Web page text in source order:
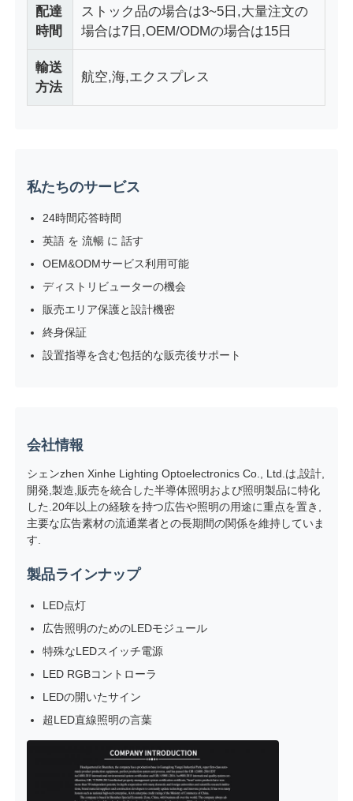
配達
時間
ストック品の場合は3~5日,大量注文の
場合は7日,OEM/ODMの場合は15日
輸送
方法
航空,海,エクスプレス
私たちのサービス
24時間応答時間
英語 を 流暢 に 話す
OEM&ODMサービス利用可能
ディストリビューターの機会
販売エリア保護と設計機密
終身保証
設置指導を含む包括的な販売後サポート
会社情報
シェンzhen Xinhe Lighting Optoelectronics Co., Ltd.は,設計,
開発,製造,販売を統合した半導体照明および照明製品に特化
した.20年以上の経験を持つ広告や照明の用途に重点を置き,
主要な広告素材の流通業者との長期間の関係を維持していま
す.
製品ラインナップ
LED点灯
広告照明のためのLEDモジュール
特殊なLEDスイッチ電源
LED RGBコントローラ
LEDの開いたサイン
超LED直線照明の言葉